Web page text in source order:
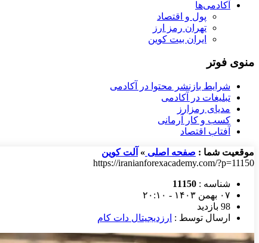
آکادمی‌ها
پول و اقتصاد
تهران رمز ارز
ایران بیت کوین
منوی فوتر
شرایط بازنشر محتوا در آکادمی
تبلیغات در آکادمی
مدیای رمزارز
کسب و کار آرمانی
آفتاب اقتصاد
موقعیت شما : صفحه اصلی » آلت کوین
https://iranianforexacademy.com/?p=11150
شناسه : 11150
۰۷ بهمن ۱۴۰۳ - ۲۰:۱۰
98 بازدید
ارسال توسط : ارزدیجیتال دات کام